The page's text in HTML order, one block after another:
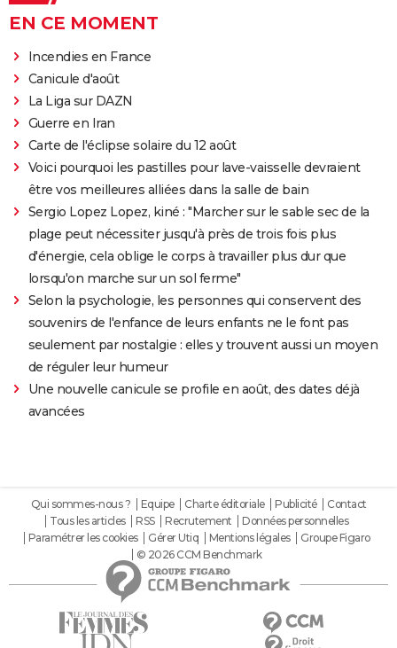
EN CE MOMENT
Incendies en France
Canicule d'août
La Liga sur DAZN
Guerre en Iran
Carte de l'éclipse solaire du 12 août
Voici pourquoi les pastilles pour lave-vaisselle devraient
être vos meilleures alliées dans la salle de bain
Sergio Lopez Lopez, kiné : "Marcher sur le sable sec de la
plage peut nécessiter jusqu'à près de trois fois plus
d'énergie, cela oblige le corps à travailler plus dur que
lorsqu'on marche sur un sol ferme"
Selon la psychologie, les personnes qui conservent des
souvenirs de l'enfance de leurs enfants ne le font pas
seulement par nostalgie : elles y trouvent aussi un moyen
de réguler leur humeur
Une nouvelle canicule se profile en août, des dates déjà
avancées
Qui sommes-nous ? Equipe Charte éditoriale Publicité
Contact
Tous les articles
RSS Recrutement
Données personnelles
Paramétrer les cookies
Gérer Utiq Mentions légales
Groupe Figaro
© 2026 CCM Benchmark